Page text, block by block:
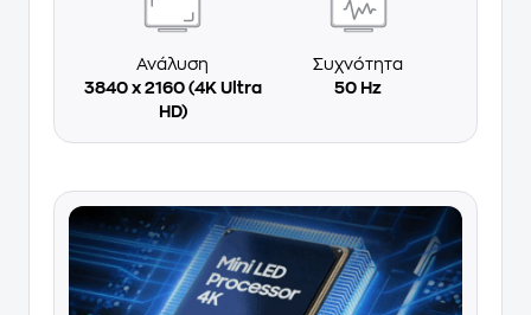
Ανάλυση
3840 x 2160 (4K Ultra
HD)
Συχνότητα
50 Hz